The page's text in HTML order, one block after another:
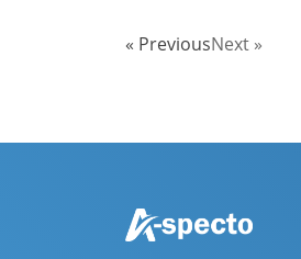
« PreviousNext »